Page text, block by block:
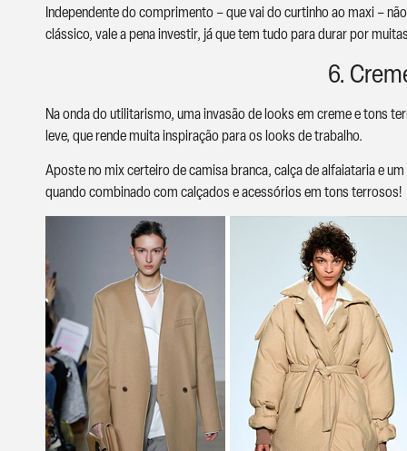
Independente do comprimento – que vai do curtinho ao maxi –
clássico, vale a pena investir, já que tem tudo para durar por
6.
Na onda do utilitarismo, uma invasão de looks em creme e tons
leve, que rende muita inspiração para os looks de trabalho.
Aposte no mix certeiro de camisa branca, calça de alfaiataria e
quando combinado com calçados e acessórios em tons terrosos!